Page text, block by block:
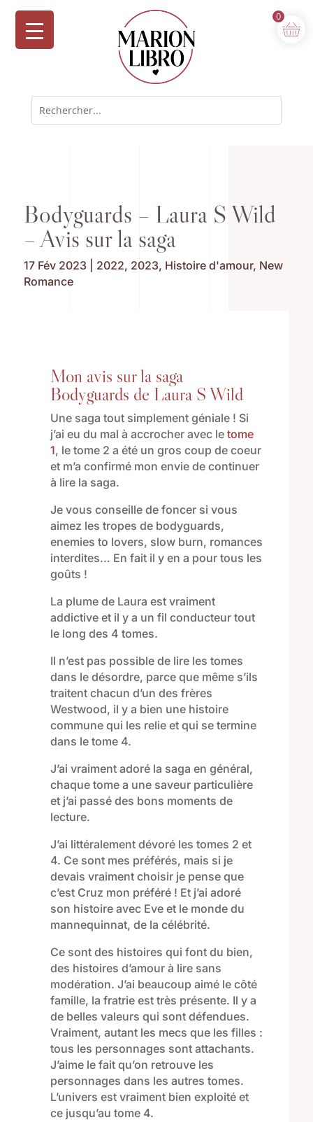
Bodyguards – Laura S Wild
– Avis sur la saga
17 Fév 2023| 2022, 2023, Histoire d'amour, New
Romance
Mon avis sur la saga
Bodyguards de Laura S Wild
Une saga tout simplement géniale ! Si
j’ai eu du mal à accrocher avec le tome
1, le tome 2 a été un gros coup de coeur
et m’a confirmé mon envie de continuer
à lire la saga.
Je vous conseille de foncer si vous
aimez les tropes de bodyguards,
enemies to lovers, slow burn, romances
interdites… En fait il y en a pour tous les
goûts !
La plume de Laura est vraiment
addictive et il y a un fil conducteur tout
le long des 4 tomes.
Il n’est pas possible de lire les tomes
dans le désordre, parce que même s’ils
traitent chacun d’un des frères
Westwood, il y a bien une histoire
commune qui les relie et qui se termine
dans le tome 4.
J’ai vraiment adoré la saga en général,
chaque tome a une saveur particulière
et j’ai passé des bons moments de
lecture.
J’ai littéralement dévoré les tomes 2 et
4. Ce sont mes préférés, mais si je
devais vraiment choisir je pense que
c’est Cruz mon préféré ! Et j’ai adoré
son histoire avec Eve et le monde du
mannequinnat, de la célébrité.
Ce sont des histoires qui font du bien,
des histoires d’amour à lire sans
modération. J’ai beaucoup aimé le côté
famille, la fratrie est très présente. Il y a
de belles valeurs qui sont défendues.
Vraiment, autant les mecs que les filles :
tous les personnages sont attachants.
J’aime le fait qu’on retrouve les
personnages dans les autres tomes.
L’univers est vraiment bien exploité et
ce jusqu’au tome 4.
0